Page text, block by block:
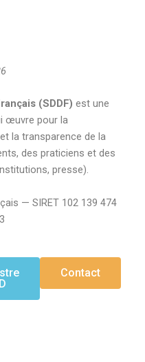
(SDDF) est une
œuvre pour la
la transparence de la
des praticiens et des
presse).
— SIRET 102 139 474
Contact